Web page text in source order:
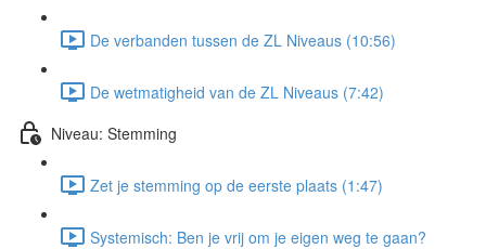
De verbanden tussen de ZL Niveaus (10:56)
De wetmatigheid van de ZL Niveaus (7:42)
Niveau: Stemming
Zet je stemming op de eerste plaats (1:47)
Systemisch: Ben je vrij om je eigen weg te gaan?